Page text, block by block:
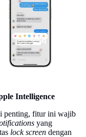
Intelligence
penting, fitur ini wajib
yang
lock screen dengan